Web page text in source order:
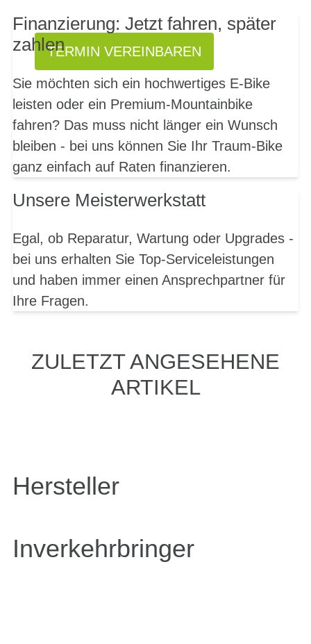
TERMIN VEREINBAREN
Finanzierung: Jetzt fahren, später
zahlen
Sie möchten sich ein hochwertiges E-Bike
leisten oder ein Premium-Mountainbike
fahren? Das muss nicht länger ein Wunsch
bleiben - bei uns können Sie Ihr Traum-Bike
ganz einfach auf Raten finanzieren.
Unsere Meisterwerkstatt
Egal, ob Reparatur, Wartung oder Upgrades -
bei uns erhalten Sie Top-Serviceleistungen
und haben immer einen Ansprechpartner für
Ihre Fragen.
ZULETZT ANGESEHENE
ARTIKEL
Hersteller
Inverkehrbringer